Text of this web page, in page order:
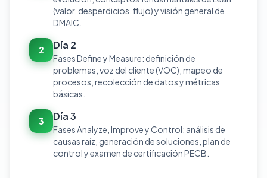
(valor, desperdicios, flujo) y visión general de
DMAIC.
2 Día 2
Fases Define y Measure: definición de
problemas, voz del cliente (VOC), mapeo de
procesos, recolección de datos y métricas
básicas.
3 Día 3
Fases Analyze, Improve y Control: análisis de
causas raíz, generación de soluciones, plan de
control y examen de certificación PECB.